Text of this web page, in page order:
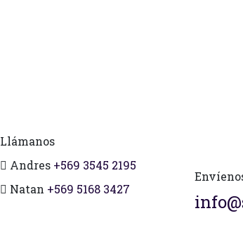
Llámanos
Andres +569 3545 2195
Natan +569 5168 3427